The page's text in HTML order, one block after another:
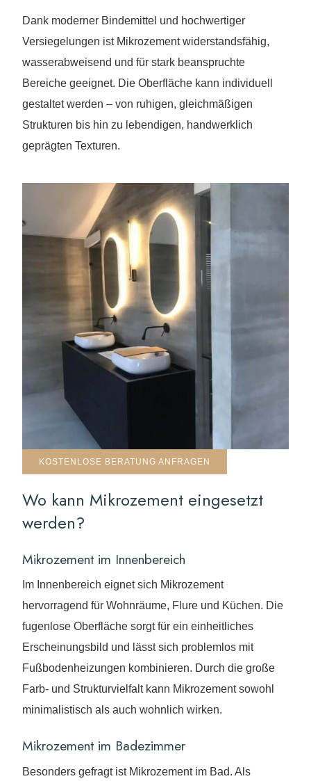
Dank moderner Bindemittel und hochwertiger
Versiegelungen ist Mikrozement widerstandsfähig,
wasserabweisend und für stark beanspruchte
Bereiche geeignet. Die Oberfläche kann individuell
gestaltet werden – von ruhigen, gleichmäßigen
Strukturen bis hin zu lebendigen, handwerklich
geprägten Texturen.
KOSTENLOSE BERATUNG ANFRAGEN
Wo kann Mikrozement eingesetzt
werden?
Mikrozement im Innenbereich
Im Innenbereich eignet sich Mikrozement
hervorragend für Wohnräume, Flure und Küchen. Die
fugenlose Oberfläche sorgt für ein einheitliches
Erscheinungsbild und lässt sich problemlos mit
Fußbodenheizungen kombinieren. Durch die große
Farb- und Strukturvielfalt kann Mikrozement sowohl
minimalistisch als auch wohnlich wirken.
Mikrozement im Badezimmer
Besonders gefragt ist Mikrozement im Bad. Als